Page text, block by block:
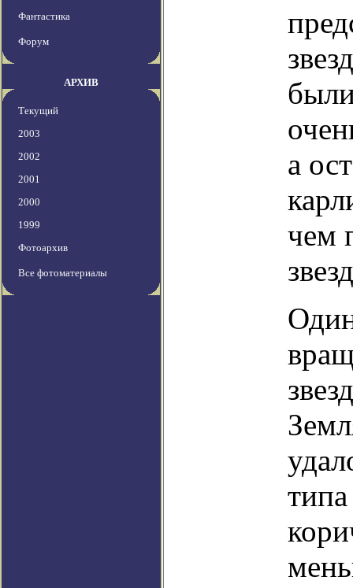
Фантастика
Форум
АРХИВ
Текущий
2003
2002
2001
2000
1999
Фотоархив
Все фотоматериалы
а
чем